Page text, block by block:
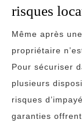
risques
Même après
propriétaire
Pour sécuriser
plusieurs
risques
garanties